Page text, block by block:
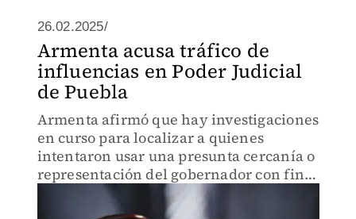
26.02.2025/
Armenta acusa tráfico de
influencias en Poder Judicial
de Puebla
Armenta afirmó que hay investigaciones
en curso para localizar a quienes
intentaron usar una presunta cercanía o
representación del gobernador con fines
personales, pues se violó la ley.